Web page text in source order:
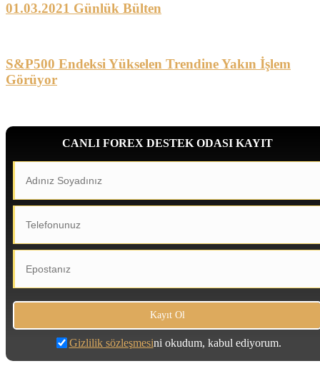
01.03.2021 Günlük Bülten
S&P500 Endeksi Yükselen Trendine Yakın İşlem
Görüyor
CANLI FOREX DESTEK ODASI KAYIT
Gizlilik sözleşmesini okudum, kabul ediyorum.